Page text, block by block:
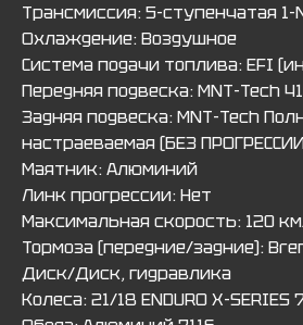
Трансмиссия: 5-ступенчатая
Охлаждение: Воздушное
Система подачи топлива: EFI
Передняя подвеска: MNT-Tech
Задняя подвеска: МNТ-Тесh
настраеваемая (БЕЗ
Маятник: Алюминий
Линк прогрессии: Нет
Максимальная скорость: 120
Тормоза (передние/задние):
Диск/Диск, гидравлика
Колеса: 21/18 ЕNDURО Х-SЕRIЕS